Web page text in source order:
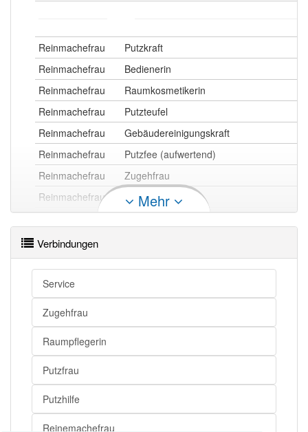
97% unserer Spielapp-Nutzer haben den Artikel
korrekt erraten.
Reinmachefrau
Putzkraft
Reinmachefrau
Bedienerin
Reinmachefrau
Raumkosmetikerin
Reinmachefrau
Putzteufel
Reinmachefrau
Gebäudereinigungskraft
Reinmachefrau
Putzfee (aufwertend)
Reinmachefrau
Zugehfrau
Reinmachefrau
Putzhilfe
Reinmachefrau
Reinmachefrau
Putze (herablassend)
Reinmachefrau
Reinmachefrau
Reinemachefrau
Reinmachefrau
Reinmachefrau openthesaurus
Mehr
Verbindungen
Service
Zugehfrau
Raumpflegerin
Putzfrau
Putzhilfe
Reinemachefrau